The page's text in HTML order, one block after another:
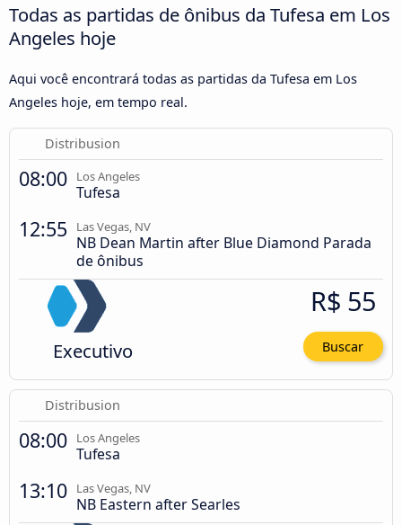
Todas as partidas de ônibus da Tufesa em Los
Angeles hoje
Aqui você encontrará todas as partidas da Tufesa em Los
Angeles hoje, em tempo real.
Distribusion
08:00 Los Angeles
Tufesa
12:55 Las Vegas, NV
NB Dean Martin after Blue Diamond Parada
de ônibus
Executivo
R$ 55
Buscar
Distribusion
08:00 Los Angeles
Tufesa
13:10 Las Vegas, NV
NB Eastern after Searles